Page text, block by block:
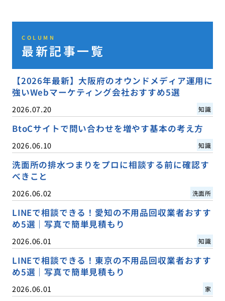
COLUMN
最新記事一覧
【2026年最新】大阪府のオウンドメディア運用に
強いWebマーケティング会社おすすめ5選
2026.07.20 知識
BtoCサイトで問い合わせを増やす基本の考え方
2026.06.10 知識
洗面所の排水つまりをプロに相談する前に確認す
べきこと
2026.06.02 洗面所
LINEで相談できる！愛知の不用品回収業者おすす
め5選｜写真で簡単見積もり
2026.06.01 知識
LINEで相談できる！東京の不用品回収業者おすす
め5選｜写真で簡単見積もり
2026.06.01 家